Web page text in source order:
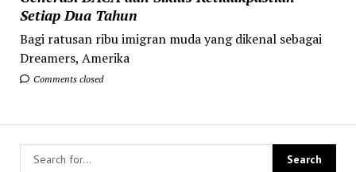
Setiap Dua Tahun
Bagi ratusan ribu imigran muda yang dikenal sebagai
Dreamers, Amerika
Comments closed